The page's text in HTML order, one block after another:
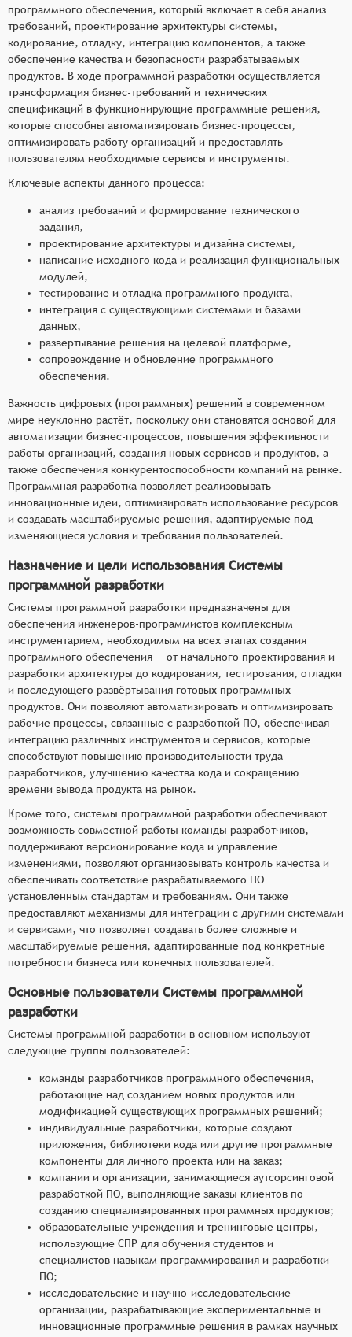
удалённого доступа и обмена комментариями к
коду,
механизмы автоматизации сборки и
тестирования программного обеспечения,
сокращающие время на рутинные операции и
повышающие качество кода,
средства визуализации архитектуры и
структуры разрабатываемого программного
продукта, облегчающие понимание его
компонентов и взаимосвязей между ними.
программного обеспечения, который включает в себя анализ
требований, проектирование архитектуры системы,
кодирование, отладку, интеграцию компонентов, а также
обеспечение качества и безопасности разрабатываемых
продуктов. В ходе программной разработки осуществляется
трансформация бизнес-требований и технических
спецификаций в функционирующие программные решения,
которые способны автоматизировать бизнес-процессы,
оптимизировать работу организаций и предоставлять
пользователям необходимые сервисы и инструменты.
Ключевые аспекты данного процесса:
анализ требований и формирование технического
задания,
проектирование архитектуры и дизайна системы,
написание исходного кода и реализация функциональных
модулей,
тестирование и отладка программного продукта,
интеграция с существующими системами и базами
данных,
развёртывание решения на целевой платформе,
сопровождение и обновление программного
обеспечения.
Важность цифровых (программных) решений в современном
мире неуклонно растёт, поскольку они становятся основой для
автоматизации бизнес-процессов, повышения эффективности
работы организаций, создания новых сервисов и продуктов, а
также обеспечения конкурентоспособности компаний на рынке.
Программная разработка позволяет реализовывать
инновационные идеи, оптимизировать использование ресурсов
и создавать масштабируемые решения, адаптируемые под
изменяющиеся условия и требования пользователей.
Назначение и цели использования Системы
программной разработки
Системы программной разработки предназначены для
обеспечения инженеров-программистов комплексным
инструментарием, необходимым на всех этапах создания
программного обеспечения — от начального проектирования и
разработки архитектуры до кодирования, тестирования, отладки
и последующего развёртывания готовых программных
продуктов. Они позволяют автоматизировать и оптимизировать
рабочие процессы, связанные с разработкой ПО, обеспечивая
интеграцию различных инструментов и сервисов, которые
способствуют повышению производительности труда
разработчиков, улучшению качества кода и сокращению
времени вывода продукта на рынок.
Кроме того, системы программной разработки обеспечивают
возможность совместной работы команды разработчиков,
поддерживают версионирование кода и управление
изменениями, позволяют организовывать контроль качества и
обеспечивать соответствие разрабатываемого ПО
установленным стандартам и требованиям. Они также
предоставляют механизмы для интеграции с другими системами
и сервисами, что позволяет создавать более сложные и
масштабируемые решения, адаптированные под конкретные
потребности бизнеса или конечных пользователей.
Основные пользователи Системы программной
разработки
Системы программной разработки в основном используют
следующие группы пользователей:
команды разработчиков программного обеспечения,
работающие над созданием новых продуктов или
модификацией существующих программных решений;
индивидуальные разработчики, которые создают
приложения, библиотеки кода или другие программные
компоненты для личного проекта или на заказ;
компании и организации, занимающиеся аутсорсинговой
разработкой ПО, выполняющие заказы клиентов по
созданию специализированных программных продуктов;
образовательные учреждения и тренинговые центры,
использующие СПР для обучения студентов и
специалистов навыкам программирования и разработки
ПО;
исследовательские и научно-исследовательские
организации, разрабатывающие экспериментальные и
инновационные программные решения в рамках научных